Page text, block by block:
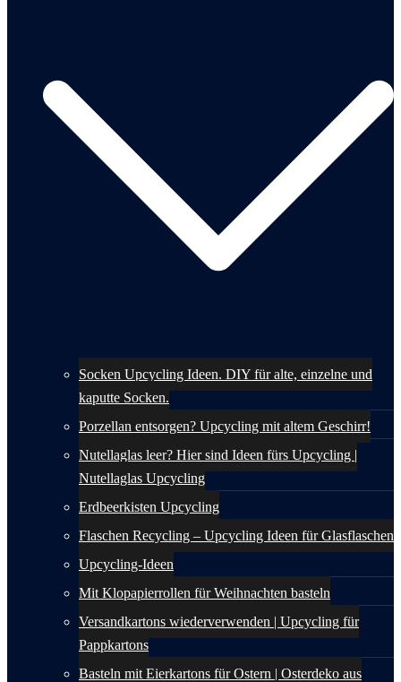
Socken Upcycling Ideen. DIY für alte, einzelne und
kaputte Socken.
Porzellan entsorgen? Upcycling mit altem Geschirr!
Nutellaglas leer? Hier sind Ideen fürs Upcycling |
Nutellaglas Upcycling
Erdbeerkisten Upcycling
Flaschen Recycling – Upcycling Ideen für Glasflaschen
Upcycling-Ideen
Mit Klopapierrollen für Weihnachten basteln
Versandkartons wiederverwenden | Upcycling für
Pappkartons
Basteln mit Eierkartons für Ostern | Osterdeko aus